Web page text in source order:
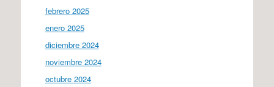
febrero 2025
enero 2025
diciembre 2024
noviembre 2024
octubre 2024